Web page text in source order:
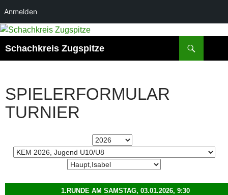
Anmelden
Zum
springen
Schachkreis Zugspitze
SPIELERFORMULAR
TURNIER
1.RUNDE AM SAMSTAG, 03.01.2026, 9:30